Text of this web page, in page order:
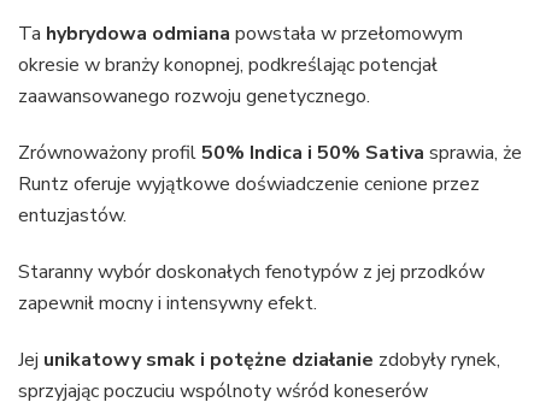
Ta hybrydowa odmiana powstała w przełomowym
okresie w branży konopnej, podkreślając potencjał
zaawansowanego rozwoju genetycznego.
Zrównoważony profil50% Indica i 50% Sativa sprawia, że
Runtz oferuje wyjątkowe doświadczenie cenione przez
entuzjastów.
Staranny wybór doskonałych fenotypów z jej przodków
zapewnił mocny i intensywny efekt.
Jej unikatowy smak i potężne działanie zdobyły rynek,
sprzyjając poczuciu wspólnoty wśród koneserów